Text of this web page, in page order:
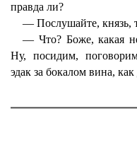
правда ли?
— Послушайте, князь,
— Что? Боже, какая
Ну, посидим,
эдак за бокалом вина,